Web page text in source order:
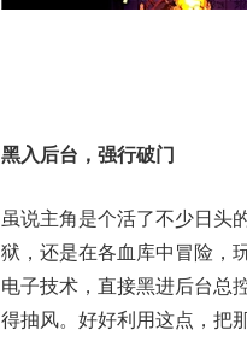
黑入后台，强行破门
虽说主角是个活了不少日头
狱，还是在各血库中冒险，
电子技术，直接黑进后台总
得抽风。好好利用这点，把